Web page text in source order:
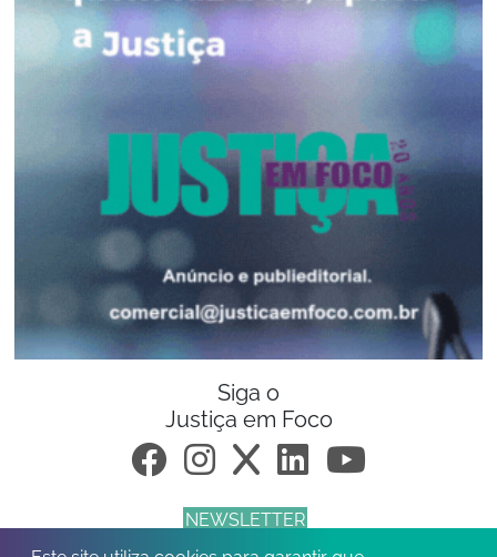
Siga o
Justiça em Foco
NEWSLETTER